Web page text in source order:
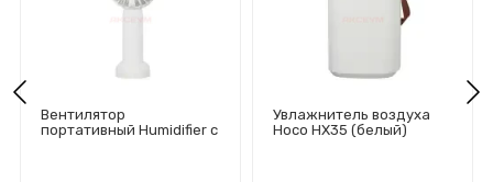
Вентилятор
портативный Humidifier c
Увлажнитель воздуха
Hoco HX35 (белый)